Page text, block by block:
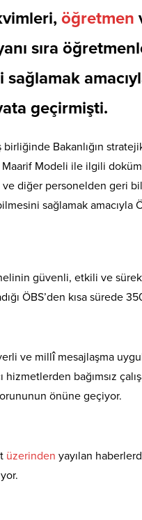
öğretmen
sıra
geçirmişti.
Bakanlığın
Maarif Modeli ile ilgili
ve diğer personelden geri
sağlamak amacıyla
güvenli, etkili ve
ÖBS’den kısa sürede
ve millî mesajlaşma
bağımsız
önüne geçiyor.
üzerinden yayılan